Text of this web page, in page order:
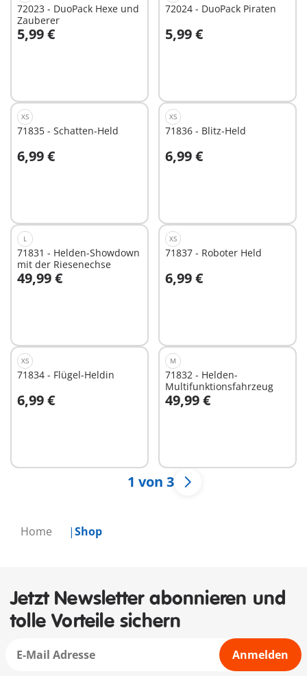
Home Shop
72023 - DuoPack Hexe und
Zauberer
5,99 €
72024 - DuoPack Piraten
5,99 €
In den Warenkorb
XS
71835 - Schatten-Held
6,99 €
In den Warenkorb
XS
71836 - Blitz-Held
6,99 €
In den Warenkorb
L
71831 - Helden-Showdown
mit der Riesenechse
49,99 €
In den Warenkorb
XS
71837 - Roboter Held
6,99 €
In den Warenkorb
XS
71834 - Flügel-Heldin
6,99 €
In den Warenkorb
M
71832 - Helden-
Multifunktionsfahrzeug
49,99 €
In den Warenkorb
1 von 3
Jetzt Newsletter abonnieren und
tolle Vorteile sichern
Anmelden